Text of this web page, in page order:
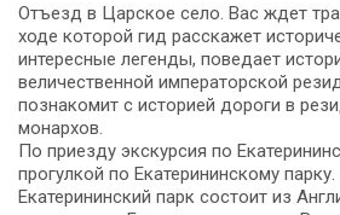
Отъезд в Царское село. Вас ждет
ходе которой гид расскажет
интересные легенды, поведает
величественной императорской
познакомит с историей дороги в
монархов.
По приезду экскурсия по
прогулкой по Екатерининскому парку.
Екатерининский парк состоит из